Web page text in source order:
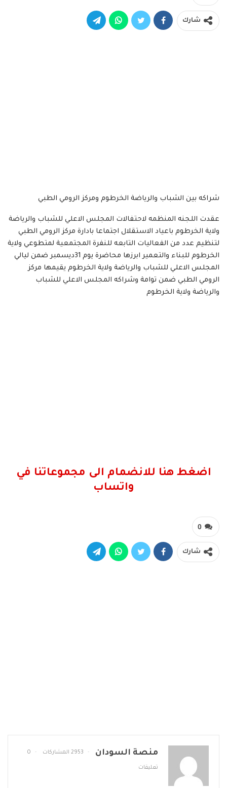
شارك
شراكه بين الشباب والرياضة الخرطوم ومركز الرومي الطبي
عقدت اللجنه المنظمه لاحتفالات المجلس الاعلي للشباب والرياضة
ولاية الخرطوم باعياد الاستقلال اجتماعا بادارة مركز الرومي الطبي
لتنظيم عدد من الفعاليات التابعه للنفرة المجتمعية لمتطوعي ولاية
الخرطوم للبناء والتعمير ابرزها محاضرة يوم 31ديسمبر ضمن ليالي
المجلس الاعلي للشباب والرياضة ولاية الخرطوم يقيمها مركز
الرومي الطبي ضمن توامة وشراكه المجلس الاعلي للشباب
والرياضة ولاية الخرطوم
اضغط هنا للانضمام الى مجموعاتنا في
واتساب
0
شارك
منصة السودان 2953 المشاركات 0
تعليقات